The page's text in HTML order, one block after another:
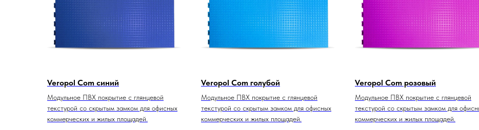
Veropol Com синий
Модульное ПВХ покрытие с глянцевой
текстурой со скрытым замком для офисных
коммерческих и жилых площадей.
Veropol Com голубой
Модульное ПВХ покрытие с глянцевой
текстурой со скрытым замком для офисных
коммерческих и жилых площадей.
Veropol Com розовый
Модульное ПВХ покрытие с глянцевой
текстурой со скрытым замком для
коммерческих и жилых площадей.